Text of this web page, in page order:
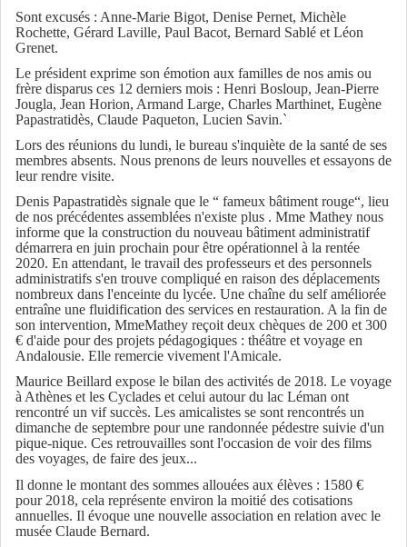
Sont excusés : Anne-Marie Bigot, Denise Pernet, Michèle
Rochette, Gérard Laville, Paul Bacot, Bernard Sablé et Léon
Grenet.
Le président exprime son émotion aux familles de nos amis ou
frère disparus ces 12 derniers mois : Henri Bosloup, Jean-Pierre
Jougla, Jean Horion, Armand Large, Charles Marthinet, Eugène
Papastratidès, Claude Paqueton, Lucien Savin.`
Lors des réunions du lundi, le bureau s'inquiète de la santé de ses
membres absents. Nous prenons de leurs nouvelles et essayons de
leur rendre visite.
Denis Papastratidès signale que le “ fameux bâtiment rouge“, lieu
de nos précédentes assemblées n'existe plus . Mme Mathey nous
informe que la construction du nouveau bâtiment administratif
démarrera en juin prochain pour être opérationnel à la rentée
2020. En attendant, le travail des professeurs et des personnels
administratifs s'en trouve compliqué en raison des déplacements
nombreux dans l'enceinte du lycée. Une chaîne du self améliorée
entraîne une fluidification des services en restauration. A la fin de
son intervention, MmeMathey reçoit deux chèques de 200 et 300
€ d'aide pour des projets pédagogiques : théâtre et voyage en
Andalousie. Elle remercie vivement l'Amicale.
Maurice Beillard expose le bilan des activités de 2018. Le voyage
à Athènes et les Cyclades et celui autour du lac Léman ont
rencontré un vif succès. Les amicalistes se sont rencontrés un
dimanche de septembre pour une randonnée pédestre suivie d'un
pique-nique. Ces retrouvailles sont l'occasion de voir des films
des voyages, de faire des jeux...
Il donne le montant des sommes allouées aux élèves : 1580 €
pour 2018, cela représente environ la moitié des cotisations
annuelles. Il évoque une nouvelle association en relation avec le
musée Claude Bernard.